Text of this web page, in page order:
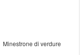
Minestrone di verdure